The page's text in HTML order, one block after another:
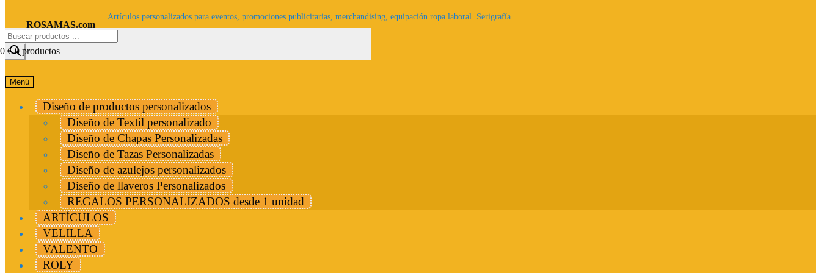
ROSAMAS.com
Artículos personalizados para eventos, promociones publicitarias, merchandising, equipación ropa laboral. Serigrafía
Búsqueda
de
€ 0 productos
Menú
Diseño de productos personalizados
Diseño de Textil personalizado
Diseño de Chapas Personalizadas
Diseño de Tazas Personalizadas
Diseño de azulejos personalizados
Diseño de llaveros Personalizados
REGALOS PERSONALIZADOS desde 1 unidad
ARTÍCULOS
VELILLA
VALENTO
ROLY